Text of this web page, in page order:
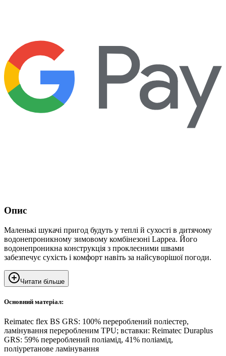
Опис
Маленькі шукачі пригод будуть у теплі й сухості в дитячому
водонепроникному зимовому комбінезоні Lappea. Його
водонепроникна конструкція з проклеєними швами
забезпечує сухість і комфорт навіть за найсуворішої погоди.
Читати більше
Основний матеріал:
Reimatec flex BS GRS: 100% перероблений поліестер,
ламінування переробленим TPU; вставки: Reimatec Duraplus
GRS: 59% перероблений поліамід, 41% поліамід,
поліуретанове ламінування